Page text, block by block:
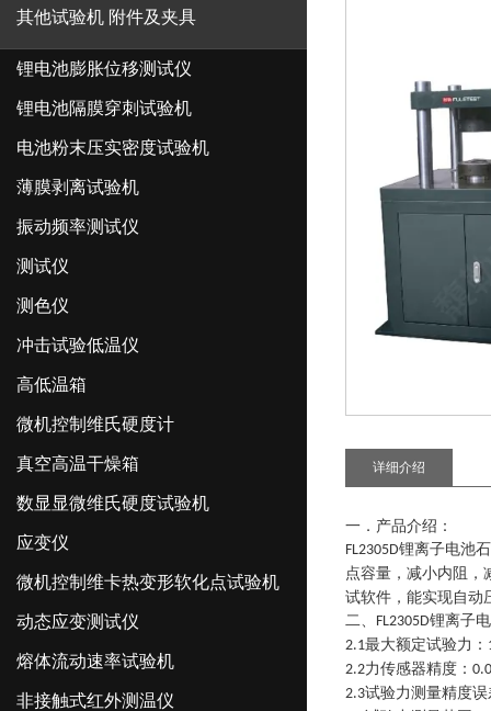
其他试验机 附件及夹具
锂电池膨胀位移测试仪
锂电池隔膜穿刺试验机
电池粉末压实密度试验机
薄膜剥离试验机
振动频率测试仪
测试仪
测色仪
冲击试验低温仪
高低温箱
微机控制维氏硬度计
真空高温干燥箱
数显显微维氏硬度试验机
应变仪
微机控制维卡热变形软化点试验机
动态应变测试仪
熔体流动速率试验机
非接触式红外测温仪
详细介绍
一．产品介绍：
FL2305D锂离子电池
点容量，减小内阻，
试软件，能实现自动
二、 FL2305D锂离子
2.1最大额定试验力：
2.2力传感器精度：
2.3试验力测量精度